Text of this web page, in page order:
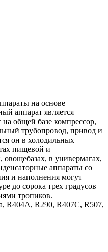
на основе
аппарат является
на общей базе компрессор,
трубопровод, привод и
он в холодильных
пищевой и
овощебазах, в универмагах,
аппараты со
и наполнения могут
до сорока трех градусов
тропиков.
R404A, R290, R407C, R507,